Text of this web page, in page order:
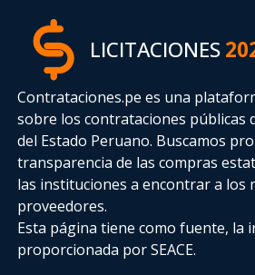
LICITACIONES
Contrataciones.pe es una
sobre los contrataciones públicas
del Estado Peruano. Buscamos
transparencia de las compras
las instituciones a encontrar a los
proveedores.
Esta página tiene como fuente, la
proporcionada por SEACE.